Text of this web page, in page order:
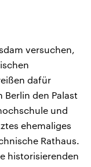
versuchen,
dafür
Berlin den Palast
und
ehemaliges
Rathaus.
historisierenden